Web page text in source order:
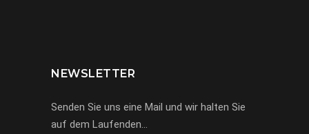
NEWSLETTER
Senden Sie uns eine Mail und wir halten Sie
auf dem Laufenden…